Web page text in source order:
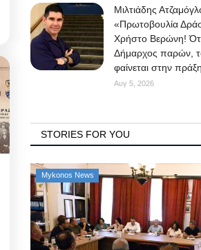
Μιλτιάδης
«Πρωτοβουλία
Χρήστο Βερώνη!
Δήμαρχος παρών,
φαίνεται στην
Αυγ 5, 2026
STORIES FOR YOU
Mykonos News